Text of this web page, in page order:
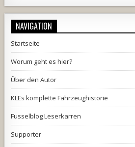
NAVIGATION
Startseite
Worum geht es hier?
Über den Autor
KLEs komplette Fahrzeughistorie
Fusselblog Leserkarren
Supporter